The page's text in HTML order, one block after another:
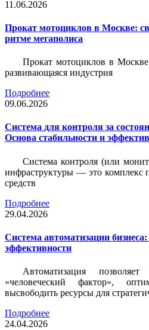
11.06.2026
Прокат мотоциклов в Москве:
ритме мегаполиса
Прокат мотоциклов в
развивающаяся индустрия
Подробнее
09.06.2026
Система для контроля за
Основа стабильности и
Система контроля (или
инфраструктуры — это комплекс
средств
Подробнее
29.04.2026
Система автоматизации
эффективности
Автоматизация
«человеческий фактор»,
высвободить ресурсы для
Подробнее
24.04.2026